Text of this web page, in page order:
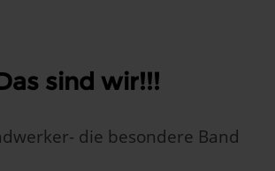
sind wir!!!
die besondere Band